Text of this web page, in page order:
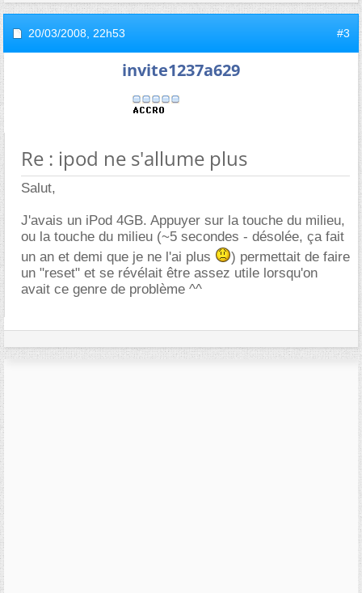
20/03/2008, 22h53 #3
invite1237a629
Re : ipod ne s'allume plus
Salut,
J'avais un iPod 4GB. Appuyer sur la touche du milieu,
ou la touche du milieu (~5 secondes - désolée, ça fait
un an et demi que je ne l'ai plus
) permettait de faire
un "reset" et se révélait être assez utile lorsqu'on
avait ce genre de problème ^^